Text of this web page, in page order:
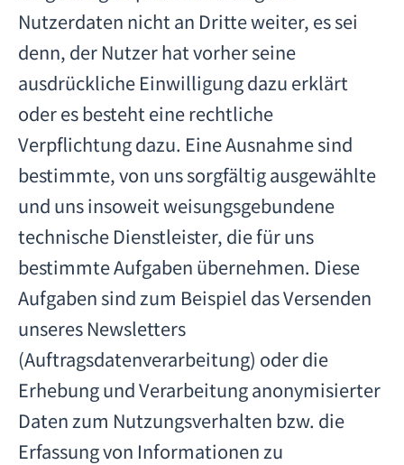
Nutzerdaten nicht an Dritte weiter, es sei
denn, der Nutzer hat vorher seine
ausdrückliche Einwilligung dazu erklärt
oder es besteht eine rechtliche
Verpflichtung dazu. Eine Ausnahme sind
bestimmte, von uns sorgfältig ausgewählte
und uns insoweit weisungsgebundene
technische Dienstleister, die für uns
bestimmte Aufgaben übernehmen. Diese
Aufgaben sind zum Beispiel das Versenden
unseres Newsletters
(Auftragsdatenverarbeitung) oder die
Erhebung und Verarbeitung anonymisierter
Daten zum Nutzungsverhalten bzw. die
Erfassung von Informationen zu